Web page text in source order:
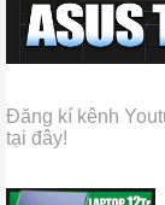
Đăng kí kênh
tại đây!